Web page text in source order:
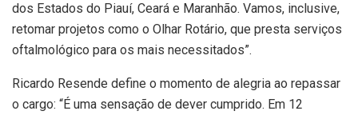
dos Estados do Piauí, Ceará e Maranhão. Vamos, inclusive,
retomar projetos como o Olhar Rotário, que presta serviços
oftalmológico para os mais necessitados”.
Ricardo Resende define o momento de alegria ao repassar
o cargo: “É uma sensação de dever cumprido. Em 12